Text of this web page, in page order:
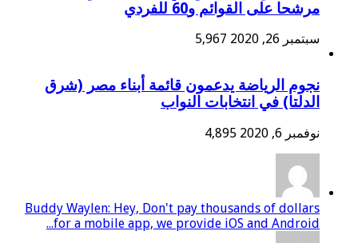
مرشحا على القوائم و60 للفردي
سبتمبر 26, 2020 5,967
نجوم الرياضة يدعمون قائمة أبناء مصر (شرق
الدلتا) في انتخابات النواب
نوفمبر 6, 2020 4,895
Buddy Waylen: Hey, Don't pay thousands of dollars
for a mobile app, we provide iOS and Android...